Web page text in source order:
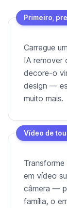
Primeiro,
Carregue
IA remover
decore-o
design —
muito mais.
Vídeo de
em vídeo
câmera —
família, o